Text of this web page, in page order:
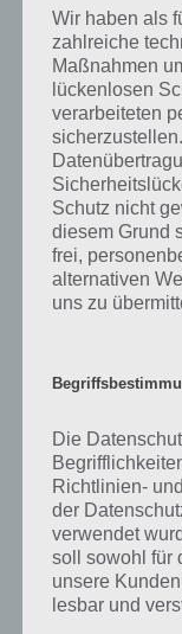
Darum geht
Was ist 94%? In der
einer Aussage die
am häufigsten
Level freischalten.
Prozent, wovon die
Prozent ein Wort und
wurde die App
erfolgreichsten
und iTunes App Store.
Tweet auf
Mehr
Wir haben als
zahlreiche
Maßnahmen
lückenlosen
verarbeiteten
Schutz nicht
diesem Grund
frei,
alternativen
uns zu
Die
Richtlinien-
der
verwendet
soll sowohl für
unsere
lesbar und